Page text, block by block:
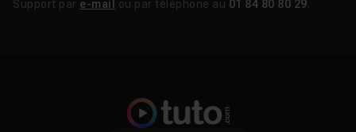
Support par e-mail ou par téléphone au 01 84 80 80 29